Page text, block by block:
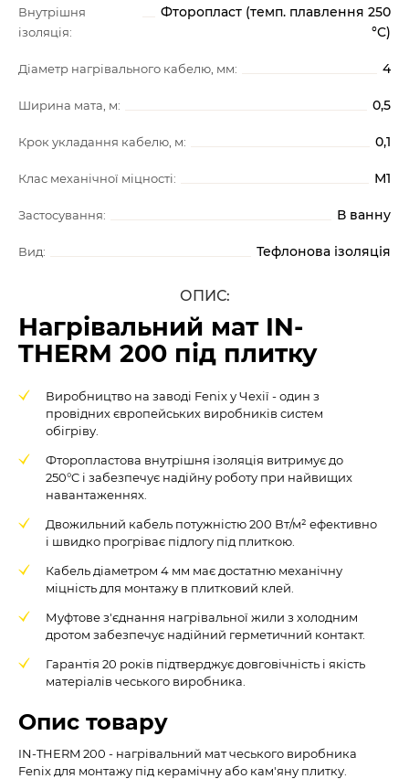
Внутрішня
ізоляція:
Фторопласт (темп. плавлення 250
°C)
Діаметр нагрівального кабелю, мм: 4
Ширина мата, м: 0,5
Крок укладання кабелю, м: 0,1
Клас механічної міцності: М1
Застосування: В ванну
Вид: Тефлонова ізоляція
ОПИС:
Нагрівальний мат IN-
THERM 200 під плитку
Виробництво на заводі Fenix у Чехії - один з
провідних європейських виробників систем
обігріву.
Фторопластова внутрішня ізоляція витримує до
250°C і забезпечує надійну роботу при найвищих
навантаженнях.
Двожильний кабель потужністю 200 Вт/м² ефективно
і швидко прогріває підлогу під плиткою.
Кабель діаметром 4 мм має достатню механічну
міцність для монтажу в плитковий клей.
Муфтове з'єднання нагрівальної жили з холодним
дротом забезпечує надійний герметичний контакт.
Гарантія 20 років підтверджує довговічність і якість
матеріалів чеського виробника.
Опис товару
IN-THERM 200 - нагрівальний мат чеського виробника
Fenix для монтажу під керамічну або кам'яну плитку.